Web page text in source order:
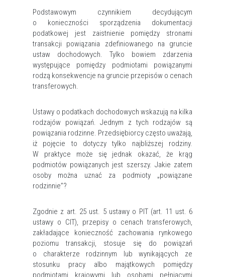
Podstawowym czynnikiem decydującym
o konieczności sporządzenia dokumentacji
podatkowej jest zaistnienie pomiędzy stronami
transakcji powiązania zdefiniowanego na gruncie
ustaw dochodowych. Tylko bowiem zdarzenia
występujące pomiędzy podmiotami powiązanymi
rodzą konsekwencje na gruncie przepisów o cenach
transferowych.
Ustawy o podatkach dochodowych wskazują na kilka
rodzajów powiązań. Jednym z tych rodzajów są
powiązania rodzinne. Przedsiębiorcy często uważają,
iż pojęcie to dotyczy tylko najbliższej rodziny.
W praktyce może się jednak okazać, że krąg
podmiotów powiązanych jest szerszy. Jakie zatem
osoby można uznać za podmioty „powiązane
rodzinnie”?
Zgodnie z art. 25 ust. 5 ustawy o PIT (art. 11 ust. 6
ustawy o CIT), przepisy o cenach transferowych,
zakładające konieczność zachowania rynkowego
poziomu transakcji, stosuje się do powiązań
o charakterze rodzinnym lub wynikających ze
stosunku pracy albo majątkowych pomiędzy
podmiotami krajowymi lub osobami pełniącymi